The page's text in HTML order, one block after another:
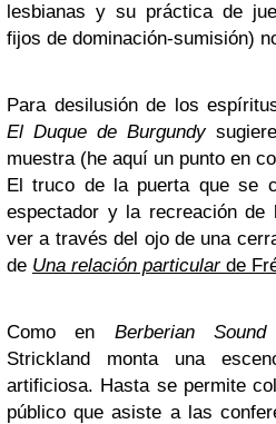
lesbianas y su práctica de
fijos de dominación-sumisión)
Para desilusión de los
El Duque de Burgundy
muestra (he aquí un punto en
El truco de la puerta que se
espectador y la recreación de
ver a través del ojo de una
de Una relación particularde
Como en Berberian
Strickland monta una
artificiosa. Hasta se permite
público que asiste a las